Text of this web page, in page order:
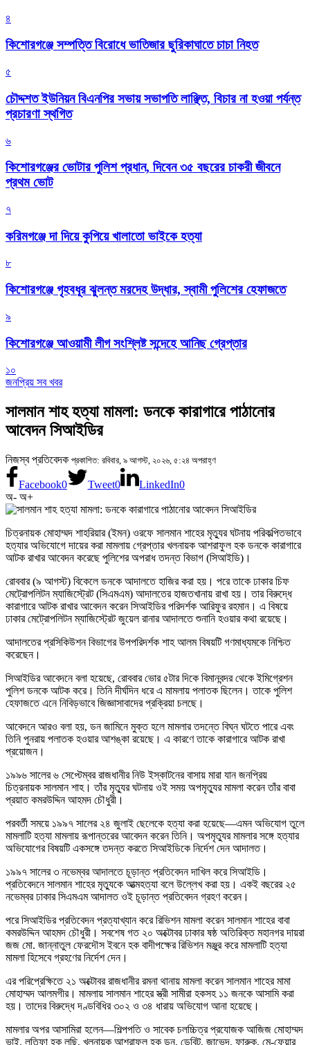
৪
কিশোরগঞ্জে সম্পত্তি বিরোধে ভাতিজার ছুরিকাঘাতে চাচা নিহত
৫
চৌদ্দশত ইউনিয়ন বিএনপির সভায় সভাপতি লাঞ্ছিত, বিচার না হওয়া পর্যন্ত
প্রচারণা স্থগিত
৬
কিশোরগঞ্জের ভোটার পুলিশ প্রধান, দিবেন ৩৫ বছরের চাকরী জীবনে
প্রথম ভোট
৭
করিমগঞ্জে দা দিয়ে কুপিয়ে খালাতো ভাইকে হত্যা
৮
কিশোরগঞ্জে গৃহবধূর ঝুলন্ত মরদেহ উদ্ধার, স্বামী পুলিশের হেফাজতে
৯
কিশোরগঞ্জে আওয়ামী লীগ সংশ্লিষ্ট সন্দেহে আনিছ গ্রেপ্তার
১০
জনপ্রিয় সব খবর
সালমান শাহ হত্যা মামলা: ডনকে কারাগারে পাঠানোর
আবেদন সিআইডির
নিজস্ব প্রতিবেদক প্রকাশিত: রবিবার, ৯ আগস্ট, ২০২৬, ৫:২৪ অপরাহ্ণ
Facebook0 Tweet0 LinkedIn0
অ- অ+
চিত্রনায়ক মোহাম্মদ শাহরিয়ার (ইমন) ওরফে সালমান শাহের মৃত্যুর ঘটনায় পরিকল্পিতভাবে
হত্যার অভিযোগে দায়ের করা মামলায় গ্রেপ্তার খলনায়ক আশরাফুল হক ডনকে কারাগারে
আটক রাখার আবেদন করেছে পুলিশের অপরাধ তদন্ত বিভাগ (সিআইডি)।
রোববার (৯ আগস্ট) বিকেলে ডনকে আদালতে হাজির করা হয়। পরে তাকে ঢাকার চিফ
মেট্রোপলিটন ম্যাজিস্ট্রেট (সিএমএম) আদালতের হাজতখানায় রাখা হয়। তার বিরুদ্ধে
কারাগারে আটক রাখার আবেদন করেন সিআইডির পরিদর্শক আরিফুর রহমান। এ বিষয়ে
ঢাকার মেট্রোপলিটন ম্যাজিস্ট্রেট জুয়েল রানার আদালতে শুনানি হওয়ার কথা রয়েছে।
আদালতের প্রসিকিউশন বিভাগের উপপরিদর্শক শাহ আলম বিষয়টি গণমাধ্যমকে নিশ্চিত
করেছেন।
সিআইডির আবেদনে বলা হয়েছে, রোববার ভোর ৫টার দিকে বিমানবন্দর থেকে ইমিগ্রেশন
পুলিশ ডনকে আটক করে। তিনি দীর্ঘদিন ধরে এ মামলায় পলাতক ছিলেন। তাকে পুলিশ
হেফাজতে এনে নিবিড়ভাবে জিজ্ঞাসাবাদের প্রক্রিয়া চলছে।
আবেদনে আরও বলা হয়, ডন জামিনে মুক্ত হলে মামলার তদন্তে বিঘ্ন ঘটতে পারে এবং
তিনি পুনরায় পলাতক হওয়ার আশঙ্কা রয়েছে। এ কারণে তাকে কারাগারে আটক রাখা
প্রয়োজন।
১৯৯৬ সালের ৬ সেপ্টেম্বর রাজধানীর নিউ ইস্কাটনের বাসায় মারা যান জনপ্রিয়
চিত্রনায়ক সালমান শাহ। তাঁর মৃত্যুর ঘটনায় ওই সময় অপমৃত্যুর মামলা করেন তাঁর বাবা
প্রয়াত কমরউদ্দিন আহমদ চৌধুরী।
পরবর্তী সময়ে ১৯৯৭ সালের ২৪ জুলাই ছেলেকে হত্যা করা হয়েছে—এমন অভিযোগ তুলে
মামলাটি হত্যা মামলায় রূপান্তরের আবেদন করেন তিনি। অপমৃত্যুর মামলার সঙ্গে হত্যার
অভিযোগের বিষয়টি একসঙ্গে তদন্ত করতে সিআইডিকে নির্দেশ দেন আদালত।
১৯৯৭ সালের ৩ নভেম্বর আদালতে চূড়ান্ত প্রতিবেদন দাখিল করে সিআইডি।
প্রতিবেদনে সালমান শাহের মৃত্যুকে আত্মহত্যা বলে উল্লেখ করা হয়। একই বছরের ২৫
নভেম্বর ঢাকার সিএমএম আদালত ওই চূড়ান্ত প্রতিবেদন গ্রহণ করেন।
পরে সিআইডির প্রতিবেদন প্রত্যাখ্যান করে রিভিশন মামলা করেন সালমান শাহের বাবা
কমরউদ্দিন আহমদ চৌধুরী। সবশেষ গত ২০ অক্টোবর ঢাকার ষষ্ঠ অতিরিক্ত মহানগর দায়রা
জজ মো. জান্নাতুল ফেরদৌস ইবনে হক বাদীপক্ষের রিভিশন মঞ্জুর করে মামলাটি হত্যা
মামলা হিসেবে গ্রহণের নির্দেশ দেন।
এর পরিপ্রেক্ষিতে ২১ অক্টোবর রাজধানীর রমনা থানায় মামলা করেন সালমান শাহের মামা
মোহাম্মদ আলমগীর। মামলায় সালমান শাহের স্ত্রী সামীরা হকসহ ১১ জনকে আসামি করা
হয়। তাদের বিরুদ্ধে দণ্ডবিধির ৩০২ ও ৩৪ ধারায় অভিযোগ আনা হয়েছে।
মামলার অপর আসামিরা হলেন—শিল্পপতি ও সাবেক চলচ্চিত্র প্রযোজক আজিজ মোহাম্মদ
ভাই, লতিফা হক লুছি, খলনায়ক আশরাফুল হক ডন, ডেবিট, জাভেদ, ফারুক, মে-ফেয়ার